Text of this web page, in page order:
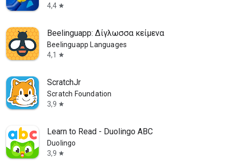
4,4 star
Beelinguapp: Δίγλωσσα κείμενα
Beelinguapp Languages
4,1
star
ScratchJr
Scratch Foundation
3,9 star
Learn to Read - Duolingo ABC
Duolingo
3,9 star